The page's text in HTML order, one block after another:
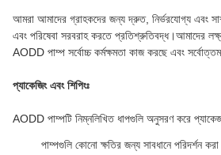
আমরা আমাদের গ্রাহকদের জন্য দ্রুত, নির্ভরযোগ্য এবং
এবং পরিষেবা সরবরাহ করতে প্রতিশ্রুতিবদ্ধ।আমাদের
AODD পাম্প সর্বোচ্চ কর্মক্ষমতা কাজ করছে এবং
প্যাকেজিং এবং শিপিংঃ
AODD পাম্পটি নিম্নলিখিত ধাপগুলি অনুসরণ করে
পাম্পগুলি কোনো ক্ষতির জন্য সাবধানে পরিদর্শন